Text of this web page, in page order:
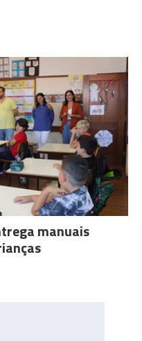
manuais